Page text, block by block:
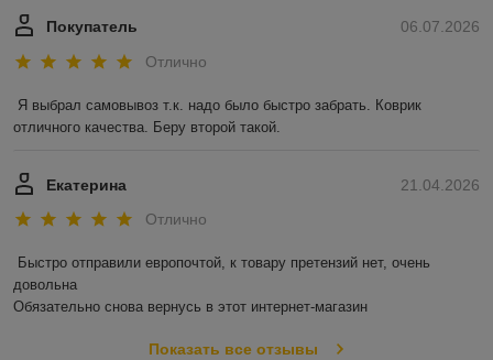
06.07.2026
Покупатель
Отлично
Я выбрал самовывоз т.к. надо было быстро забрать. Коврик
отличного качества. Беру второй такой.
21.04.2026
Екатерина
Отлично
Быстро отправили европочтой, к товару претензий нет, очень
довольна
Обязательно снова вернусь в этот интернет-магазин
Показать все отзывы